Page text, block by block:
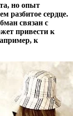
но опыт
разбитое сердце.
связан с
привести к
к